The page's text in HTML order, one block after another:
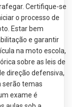
Certifique-se
o processo de
Estar bem
e garantir
na moto escola,
sobre as leis de
direção defensiva,
serão temas
exame é